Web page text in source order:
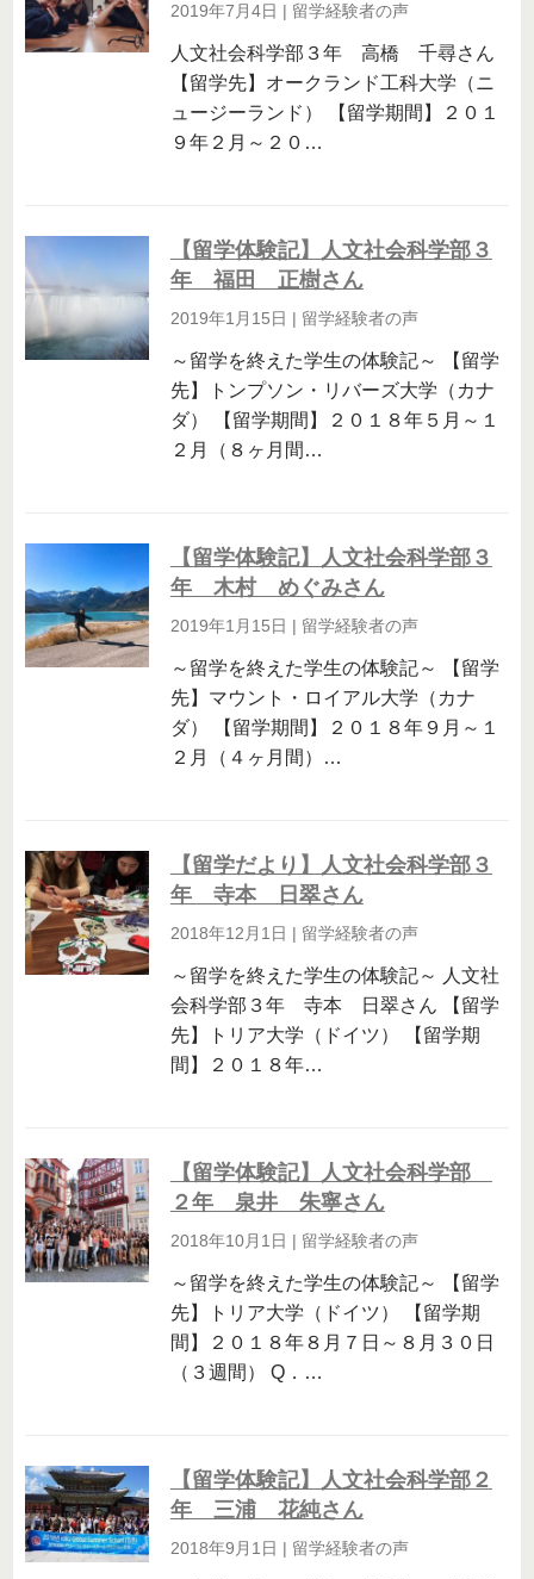
2019年7月4日 | 留学経験者の声
人文社会科学部３年 高橋 千尋さん
【留学先】オークランド工科大学（ニ
ュージーランド） 【留学期間】２０１
９年２月～２０…
【留学体験記】人文社会科学部３
年 福田 正樹さん
2019年1月15日 | 留学経験者の声
～留学を終えた学生の体験記～ 【留学
先】トンプソン・リバーズ大学（カナ
ダ） 【留学期間】２０１８年５月～１
２月（８ヶ月間…
【留学体験記】人文社会科学部３
年 木村 めぐみさん
2019年1月15日 | 留学経験者の声
～留学を終えた学生の体験記～ 【留学
先】マウント・ロイアル大学（カナ
ダ） 【留学期間】２０１８年９月～１
２月（４ヶ月間）…
【留学だより】人文社会科学部３
年 寺本 日翠さん
2018年12月1日 | 留学経験者の声
～留学を終えた学生の体験記～ 人文社
会科学部３年 寺本 日翠さん 【留学
先】トリア大学（ドイツ） 【留学期
間】２０１８年…
【留学体験記】人文社会科学部
２年 泉井 朱寧さん
2018年10月1日 | 留学経験者の声
～留学を終えた学生の体験記～ 【留学
先】トリア大学（ドイツ） 【留学期
間】２０１８年８月７日～８月３０日
（３週間） Q．…
【留学体験記】人文社会科学部２
年 三浦 花純さん
2018年9月1日 | 留学経験者の声